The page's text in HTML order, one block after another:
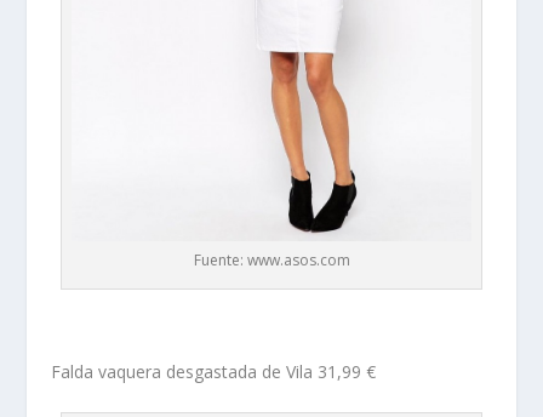
Fuente: www.asos.com
Falda vaquera desgastada de Vila 31,99 €